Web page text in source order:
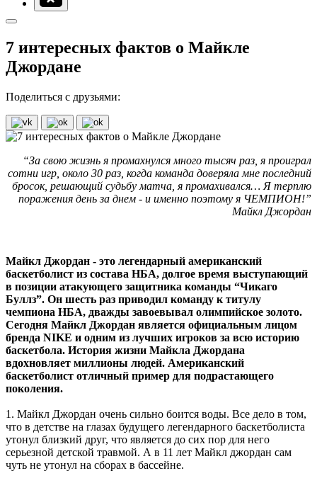
7 интересных фактов о Майкле
Джордане
Поделиться с друзьями:
“За свою жизнь я промахнулся много тысяч раз, я проиграл
сотни игр, около 30 раз, когда команда доверяла мне последний
бросок, решающий судьбу матча, я промахивался… Я терплю
поражения день за днем - и именно поэтому я ЧЕМПИОН!”
Майкл Джордан
Майкл Джордан - это легендарный американский
баскетболист из состава НБА, долгое время выступающий
в позиции атакующего защитника команды “Чикаго
Буллз”. Он шесть раз приводил команду к титулу
чемпиона НБА, дважды завоевывал олимпийское золото.
Сегодня Майкл Джордан является официальным лицом
бренда NIKE и одним из лучших игроков за всю историю
баскетбола. История жизни Майкла Джордана
вдохновляет миллионы людей. Американский
баскетболист отличный пример для подрастающего
поколения.
1. Майкл Джордан очень сильно боится воды. Все дело в том,
что в детстве на глазах будущего легендарного баскетболиста
утонул близкий друг, что является до сих пор для него
серьезной детской травмой. А в 11 лет Майкл джордан сам
чуть не утонул на сборах в бассейне.